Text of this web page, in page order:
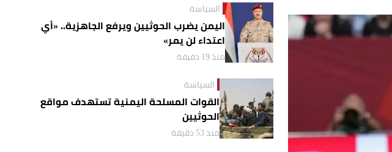
السياسة
اليمن يضرب الحوثيين ويرفع الجاهزية.. «أي
اعتداء لن يمر»
منذ 19 دقيقة
السياسة
القوات المسلحة اليمنية تستهدف مواقع
الحوثيين
منذ 53 دقيقة